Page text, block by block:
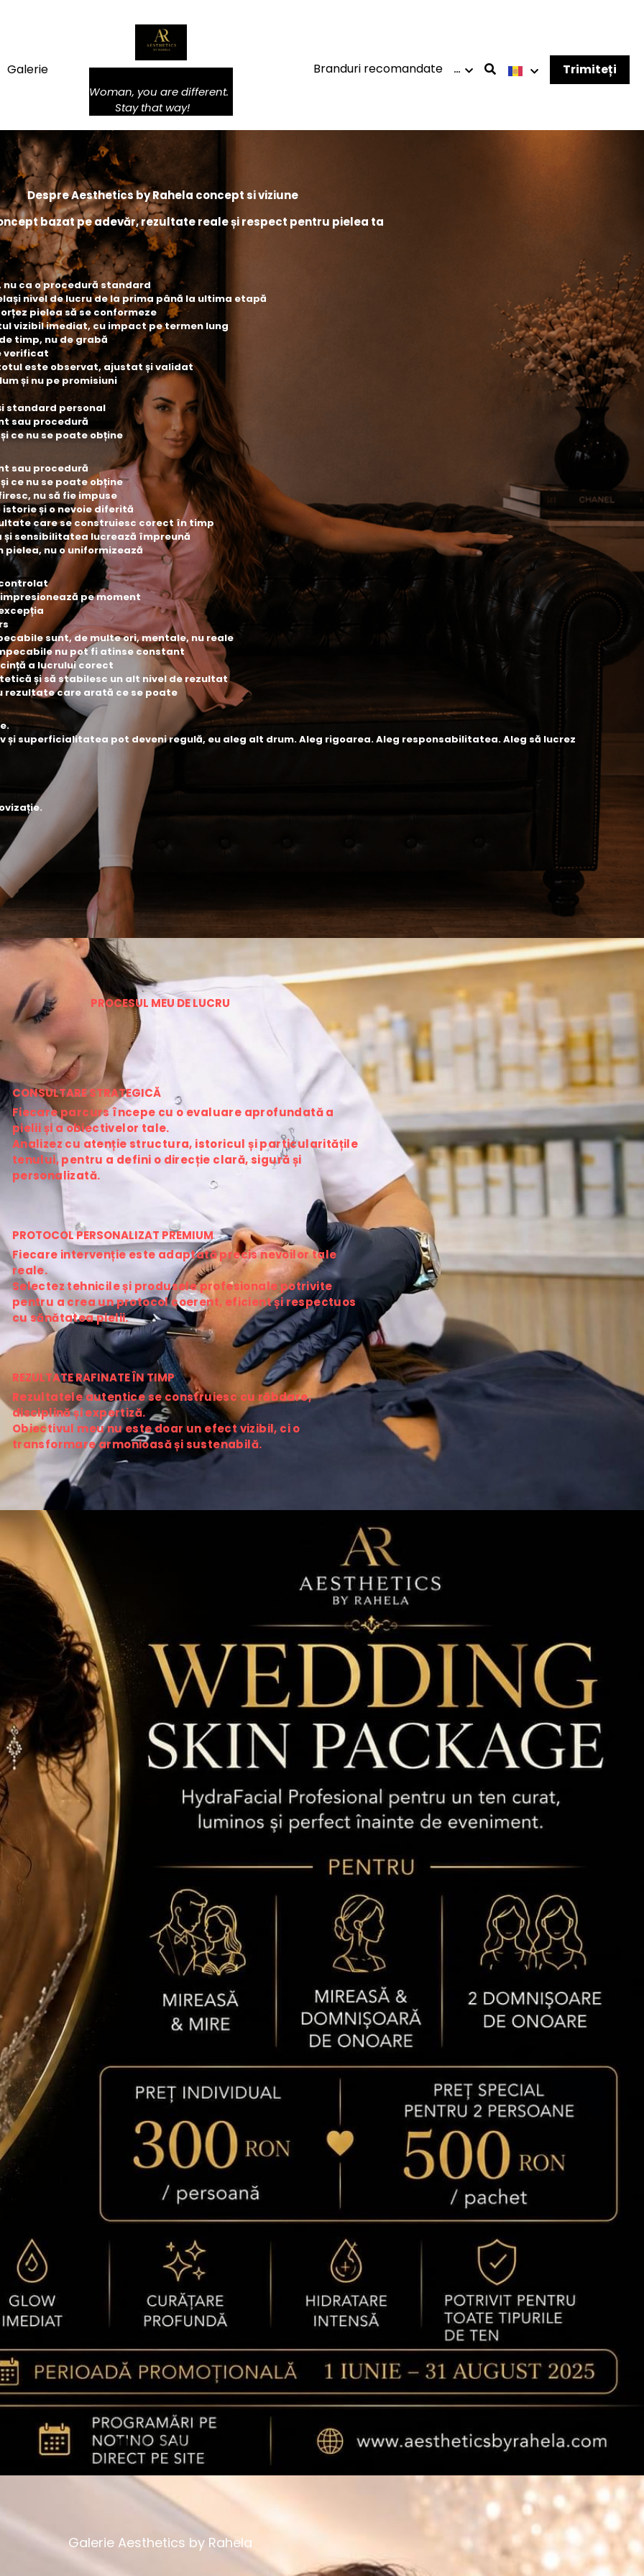
Galerie
Woman, you are different.
Branduri recomandate … Trimiteți
Despre Aesthetics by Rahela concept si viziune
bazat pe adevăr, rezultate reale și respect pentru pielea ta
ca o procedură standard
nivel de lucru de la prima până la ultima etapă
pielea să se conformeze
vizibil imediat, cu impact pe termen lung
timp, nu de grabă
verificat
este observat, ajustat și validat
și nu pe promisiuni
standard personal
sau procedură
ce nu se poate obține
sau procedură
ce nu se poate obține
nu să fie impuse
și o nevoie diferită
care se construiesc corect în timp
sensibilitatea lucrează împreună
nu o uniformizează
pe moment
sunt, de multe ori, mentale, nu reale
nu pot fi atinse constant
a lucrului corect
și să stabilesc un alt nivel de rezultat
rezultate care arată ce se poate
superficialitatea pot deveni regulă, eu aleg alt drum. Aleg rigoarea. Aleg responsabilitatea. Aleg să lucrez
PROCESUL MEU DE LUCRU
CONSULTARE STRATEGICĂ
Fiecare parcurs începe cu o evaluare aprofundată a
pielii și a obiectivelor tale.
Analizez cu atenție structura, istoricul și particularitățile
tenului, pentru a defini o direcție clară, sigură și
personalizată.
PROTOCOL PERSONALIZAT PREMIUM
Fiecare intervenție este adaptată precis nevoilor tale
reale.
Selectez tehnicile și produsele profesionale potrivite
pentru a crea un protocol coerent, eficient și respectuos
cu sănătatea pielii.
REZULTATE RAFINATE ÎN TIMP
Rezultatele autentice se construiesc cu răbdare,
disciplină și expertiză.
Obiectivul meu nu este doar un efect vizibil, ci o
transformare armonioasă și sustenabilă.
Galerie Aesthetics by Rahela